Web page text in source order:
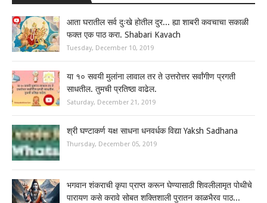
आता घरातील सर्व दुःखे होतील दुर... ह्या शाबरी कवचाचा सकाळी
फक्त एक पाठ करा. Shabari Kavach
Tuesday, December 10, 2019
या १० सवयी मुलांना लावाल तर ते उत्तरोत्तर सर्वांगीण प्रगती
साधतील. तुमची प्रतिष्ठा वाढेल.
Saturday, December 21, 2019
श्री घण्टाकर्ण यक्ष साधना धनवर्धक विद्या Yaksh Sadhana
Thursday, December 05, 2019
भगवान शंकराची कृपा प्राप्त करून घेण्यासाठी शिवलीलामृत पोथीचे
पारायण कसे करावे सोबत शक्तिशाली पुरातन काळभैरव पाठ...